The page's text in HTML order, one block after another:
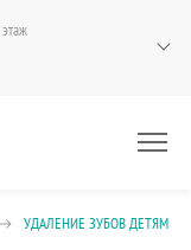
УДАЛЕНИЕ ЗУБОВ ДЕТЯМ